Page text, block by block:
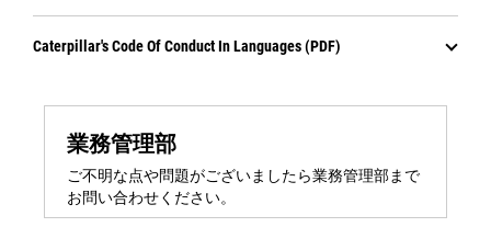
Caterpillar's Code Of Conduct In Languages (PDF)
業務管理部
ご不明な点や問題がございましたら業務管理部まで
お問い合わせください。